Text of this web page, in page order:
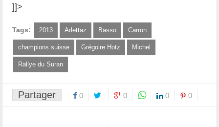
]]>
Tags: 2013 Arlettaz Basso Carron
champions suisse Grégoire Hotz Michel
Rallye du Suran
Partager 0 0 0 0